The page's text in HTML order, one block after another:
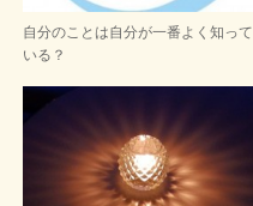
自分のことは自分が一番よく知って
いる？